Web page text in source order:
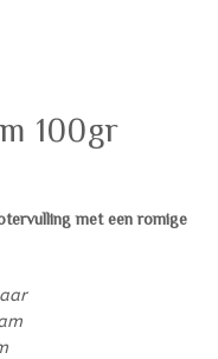
100gr
met een romige